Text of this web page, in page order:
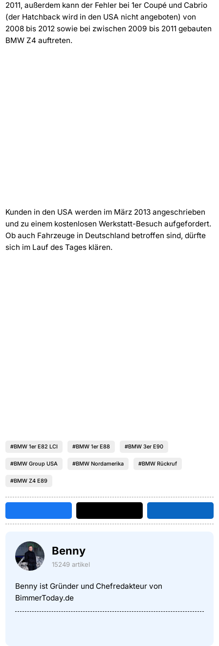
2011, außerdem kann der Fehler bei 1er Coupé und Cabrio
(der Hatchback wird in den USA nicht angeboten) von
2008 bis 2012 sowie bei zwischen 2009 bis 2011 gebauten
BMW Z4 auftreten.
Kunden in den USA werden im März 2013 angeschrieben
und zu einem kostenlosen Werkstatt-Besuch aufgefordert.
Ob auch Fahrzeuge in Deutschland betroffen sind, dürfte
sich im Lauf des Tages klären.
#BMW 1er E82 LCI #BMW 1er E88 #BMW 3er E90
#BMW Group USA #BMW Nordamerika #BMW Rückruf
#BMW Z4 E89
Benny
15249 artikel
Benny ist Gründer und Chefredakteur von
BimmerToday.de